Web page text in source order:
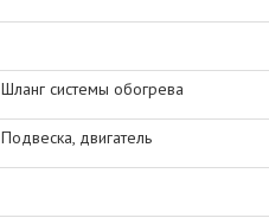
Шланг системы обогрева
Подвеска, двигатель